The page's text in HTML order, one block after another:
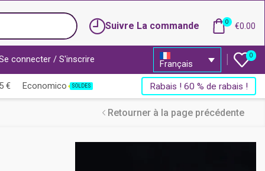
Suivre La commande 0 €0.00
connecter / S'inscrire Français
0
€ Economico SOLDES Rabais ! 60 % de rabais !
Retourner à la page précédente